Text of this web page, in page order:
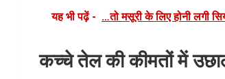
यह भी पढ़ें - …तो मसूरी के लिए होनी लगी
कच्चे तेल की कीमतों में